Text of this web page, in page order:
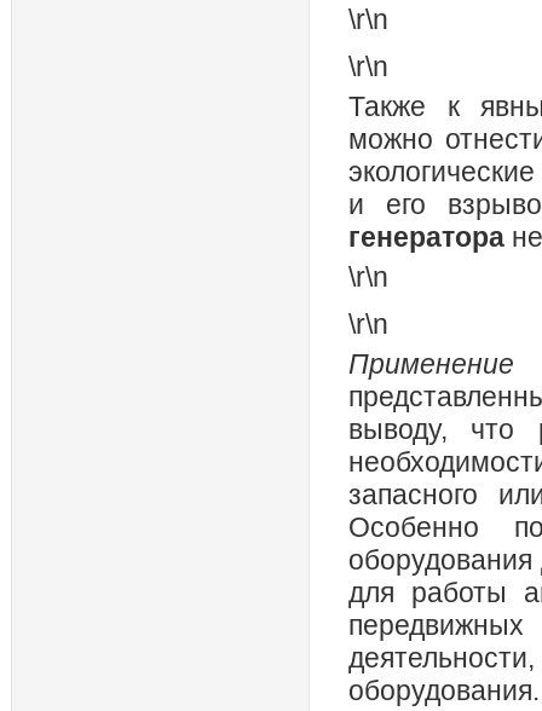
\r\n
\r\n
Также к
можно
и его
генератора
\r\n
\r\n
выводу, что
запасного
Особенно
для работы
оборудования.